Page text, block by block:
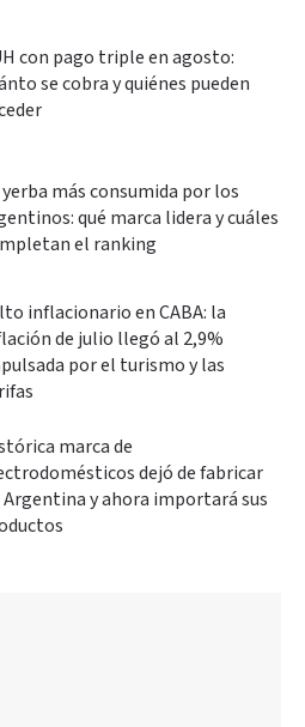
con pago triple en agosto:
se cobra y quiénes pueden
yerba más consumida por los
qué marca lidera y cuáles
el ranking
inflacionario en CABA: la
de julio llegó al 2,9%
por el turismo y las
marca de
dejó de fabricar
Argentina y ahora importará sus